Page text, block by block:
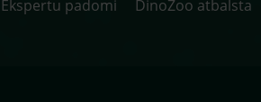
Ekspertu padomi
DinoZoo atbalsta